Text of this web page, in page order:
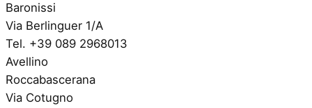
Baronissi
Via Berlinguer 1/A
Tel. +39 089 2968013
Avellino
Roccabascerana
Via Cotugno